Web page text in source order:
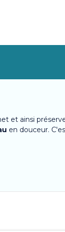
et ainsi
en douceur.